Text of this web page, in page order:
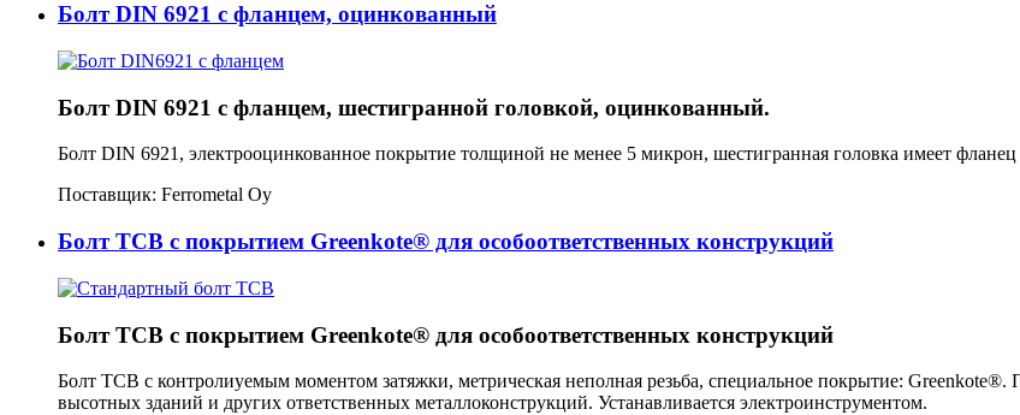
Болт DIN 6921 с фланцем, оцинкованный
Болт DIN 6921 с фланцем, шестигранной головкой, оцинкованный.
Болт DIN 6921, электрооцинкованное покрытие толщиной не менее 5 микрон, шестигранная головка имеет фланец
Поставщик: Ferrometal Oy
Болт TCB с покрытием Greenkote® для особоответственных конструкций
Болт TCB с покрытием Greenkote® для особоответственных конструкций
Болт TCB с контролиуемым моментом затяжки, метрическая неполная резьба, специальное покрытие:
высотных зданий и других ответственных металлоконструкций. Устанавливается электроинструментом.